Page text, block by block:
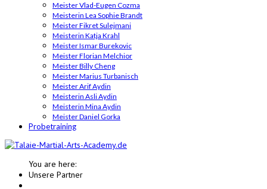
Meister Vlad-Eugen Cozma
Meisterin Lea Sophie Brandt
Meister Fikret Sulejmani
Meisterin Katja Krahl
Meister Ismar Burekovic
Meister Florian Melchior
Meister Billy Cheng
Meister Marius Turbanisch
Meister Arif Aydin
Meisterin Asli Aydin
Meisterin Mina Aydin
Meister Daniel Gorka
Probetraining
You are here:
Unsere Partner